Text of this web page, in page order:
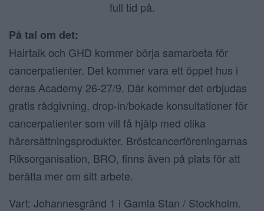
full tid på.
På tal om det:
Hairtalk och GHD kommer börja samarbeta för
cancerpatienter. Det kommer vara ett öppet hus i
deras Academy 26-27/9. Där kommer det erbjudas
gratis rådgivning, drop-in/bokade konsultationer för
cancerpatienter som vill få hjälp med olika
hårersättningsprodukter. Bröstcancerföreningarnas
Riksorganisation, BRO, finns även på plats för att
berätta mer om sitt arbete.
Vart: Johannesgränd 1 i Gamla Stan / Stockholm.